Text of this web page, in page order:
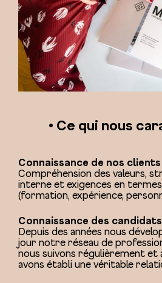
• Ce qui nous
Connaissance de nos
Compréhension des valeurs,
interne et exigences en
(formation, expérience,
Connaissance des candidats
Depuis des années nous
jour notre réseau de
nous suivons régulièrement et
avons établi une véritable